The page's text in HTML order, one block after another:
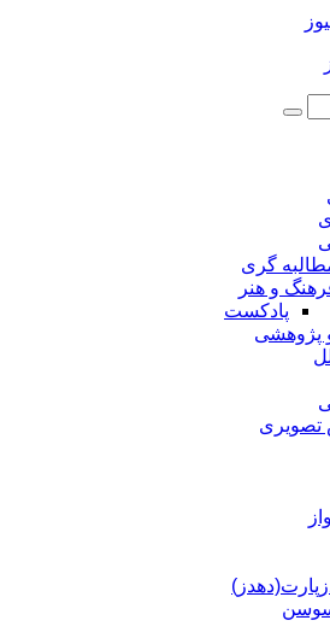
گری
و هنر
پادکست
پژوهشی
تصویری